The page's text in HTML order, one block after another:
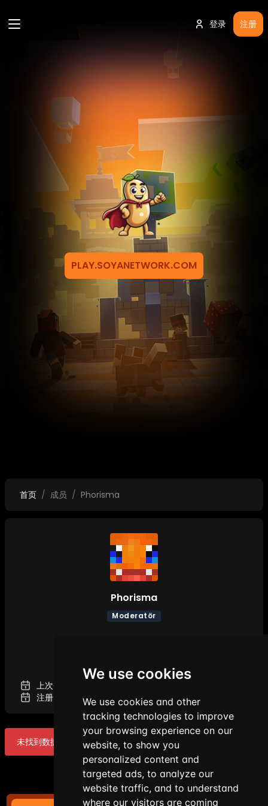
We use cookies
We use cookies and other
tracking technologies to improve
your browsing experience on our
website, to show you
personalized content and
targeted ads, to analyze our
website traffic, and to understand
where our visitors are coming
登录 注册
PLAY.SOYANETWORK.COM
首页 成员 Phorisma
Phorisma
Moderatör
上次登录时间:
注册日期:
2026年3月13日晚上9点10分
未找到数据！